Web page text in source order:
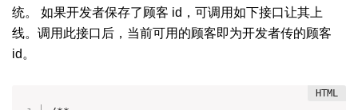
统。 如果开发者保存了顾客 id，可调用如下接口让其上
线。调用此接口后，当前可用的顾客即为开发者传的顾客
id。